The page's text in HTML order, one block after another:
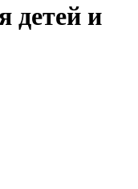
детей и